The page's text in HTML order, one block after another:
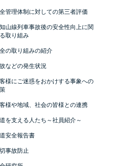
管理体制に対しての第三者評価
山線列車事故後の安全性向上に関
取り組み
の取り組みの紹介
などの発生状況
様にご迷惑をおかけする事象への
様や地域、社会の皆様との連携
を支える人たち～社員紹介～
安全報告書
事故防止